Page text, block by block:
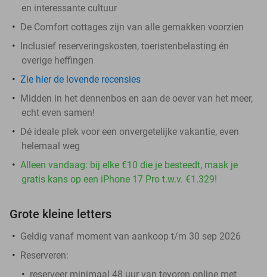
en interessante cultuur
De Comfort cottages zijn van alle gemakken voorzien
Inclusief reserveringskosten, toeristenbelasting én
overige heffingen
Zie hier de lovende recensies
Midden in het dennenbos en aan de oever van het meer,
echt even samen!
Dé ideale plek voor een onvergetelijke vakantie, even
helemaal weg
Alleen vandaag: bij elke €10 die je besteedt, maak je
gratis kans op een iPhone 17 Pro t.w.v. €1.329!
Grote kleine letters
Geldig vanaf moment van aankoop t/m 30 sep 2026
Reserveren:
reserveer minimaal 48 uur van tevoren online met